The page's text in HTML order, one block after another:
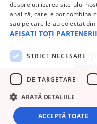
despre utilizarea site-ului
analiză, care le pot combina
sau pe care le-au colectat
AFIȘAȚI TOȚI PARTENERII
STRICT NECESARE
DE TARGETARE
ARATĂ DETALIILE
ACCEPTĂ TOATE